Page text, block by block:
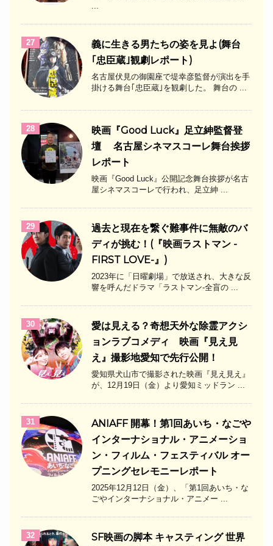
27
義に生きる男たちの姿を見よ(舞台
｢忠臣蔵｣観劇レポート)
名古屋伏見の御園座で堤幸彦監督が演出を手
掛ける舞台｢忠臣蔵｣を観劇した。 舞台の ...
28
映画『Good Luck』足立紳監督登
壇 名古屋シネマスコーレ舞台挨拶
レポート
映画『Good Luck』公開記念舞台挨拶が名古
屋シネマスコーレで行われ、足立紳 ...
29
過去と現在を繋ぐ難事件に無敵のバ
ディが挑む！(『映画ラストマン -
FIRST LOVE-』)
2023年に「日曜劇場」で放送され、大きな反
響を呼んだドラマ「ラストマン-全盲の ...
30
愛は見える？奇想天外な除霊アクシ
ョンラブコメディ 映画『見え見
え』撮影地愛知で先行公開！
愛知県犬山市で撮影された映画『見え見え』
が、12月19日（金）より愛知ミッドラン ...
31
ANIAFF 開幕！第1回あいち・なごや
インターナショナル・アニメーショ
ン・フィルム・フェスティバル オー
プニングセレモニーレポート
2025年12月12日（金）、「第1回あいち・な
ごやインターナショナル・アニメー ...
32
SF映画の脚本 キャスティング 世界